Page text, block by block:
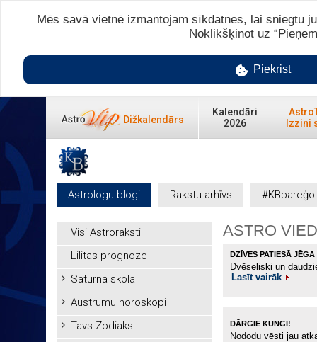
Dižkalendārs
Kalendāri
2026
Izzini
Astrologu blogi Rakstu arhīvs #KBpareģo
Visi Astroraksti
Lilitas prognoze
Saturna skola
Austrumu horoskopi
Tavs Zodiaks
ASTRO
DZĪVES PATIESĀ JĒGA
Dvēseliski un
Lasīt vairāk
DĀRGIE KUNGI!
Nododu vēsti jau
Mēs savā vietnē izmantojam sīkdatnes, lai sniegtu
Noklikšķinot uz
Piekrist